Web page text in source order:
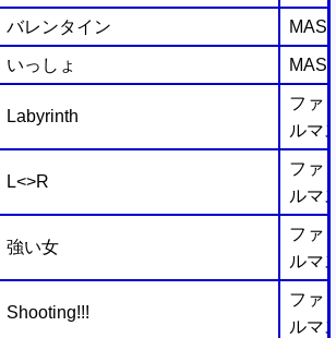
バレンタイン
いっしょ
Labyrinth
ファ
ルマ
L<>R
ファ
ルマ
強い女
ファ
ルマ
Shooting!!!
ファ
ルマ